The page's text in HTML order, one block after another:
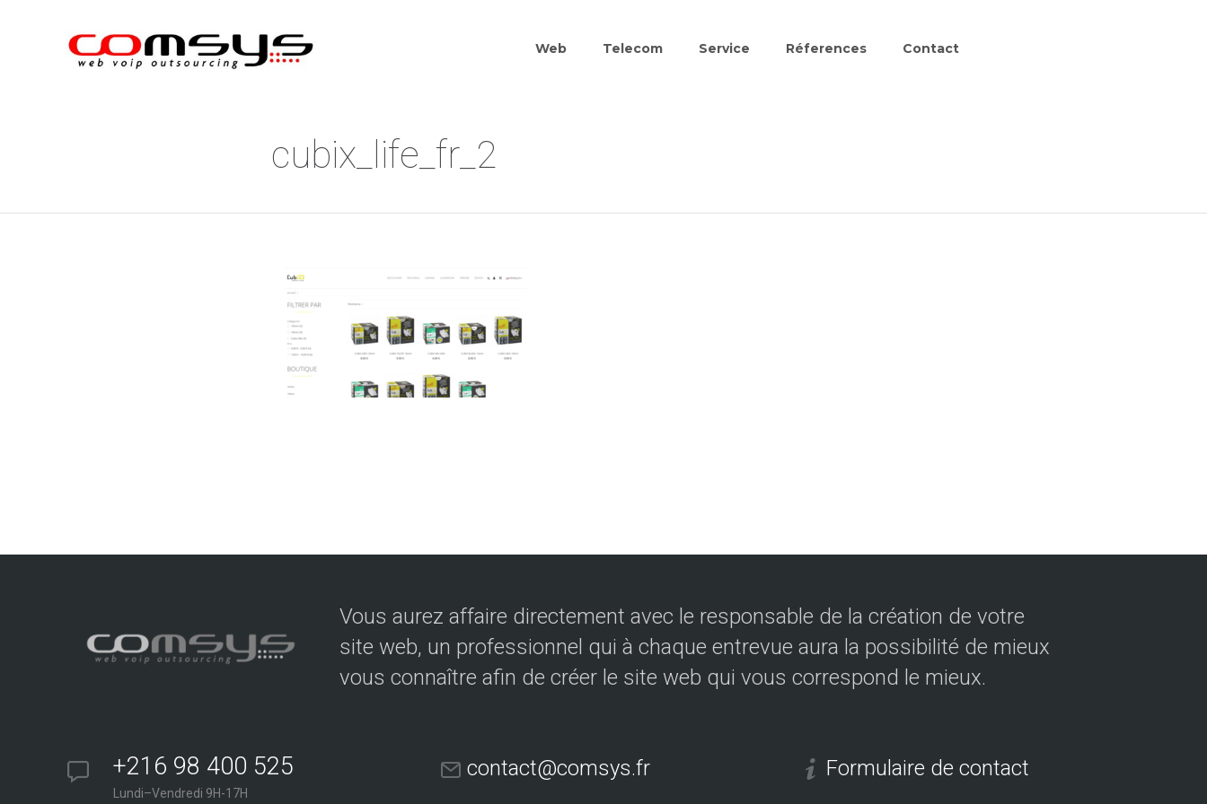
Web Telecom Service Réferences Contact
cubix_life_fr_2
Vous aurez affaire directement avec le responsable de la création de votre
site web, un professionnel qui à chaque entrevue aura la possibilité de mieux
vous connaître afin de créer le site web qui vous correspond le mieux.
+216 98 400 525
Lundi–Vendredi 9H-17H
contact@comsys.fr Formulaire de contact